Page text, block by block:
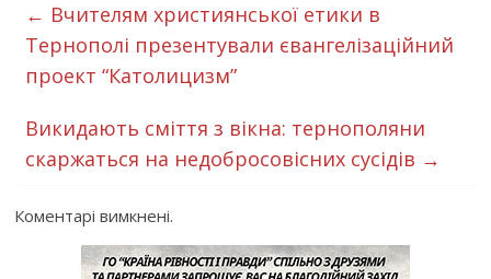
← Вчителям християнської етики в
Тернополі презентували євангелізаційний
проект “Католицизм”
Викидають сміття з вікна: тернополяни
скаржаться на недобросовісних сусідів →
Коментарі вимкнені.